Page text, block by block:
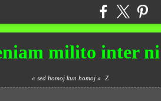
milito inter ni
« sed homoj kun homoj » Z